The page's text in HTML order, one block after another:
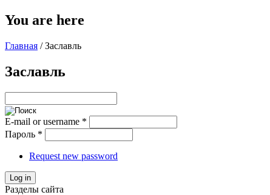
You are here
Главная / Заславль
Заславль
E-mail or username *
Пароль *
Request new password
Log in
Разделы сайта